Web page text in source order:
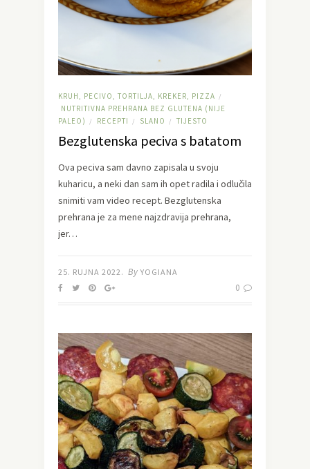
KRUH, PECIVO, TORTILJA, KREKER, PIZZA /
NUTRITIVNA PREHRANA BEZ GLUTENA (NIJE
PALEO)
/ RECEPTI / SLANO / TIJESTO
Bezglutenska peciva s batatom
Ova peciva sam davno zapisala u svoju
kuharicu, a neki dan sam ih opet radila i odlučila
snimiti vam video recept. Bezglutenska
prehrana je za mene najzdravija prehrana,
jer…
25. RUJNA 2022. By YOGIANA
0